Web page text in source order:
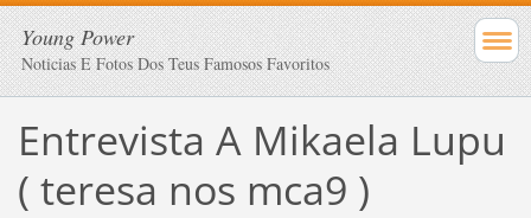
Young Power
Noticias E Fotos Dos Teus Famosos Favoritos
Entrevista A Mikaela Lupu
( teresa nos mca9 )